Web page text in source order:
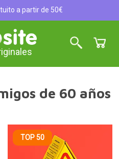
a partir de 50€
de 60 años
TOP 50